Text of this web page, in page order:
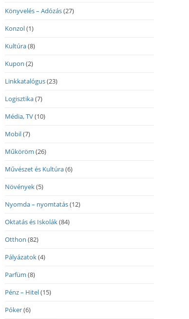
Könyvelés – Adózás(27)
Konzol(1)
Kultúra(8)
Kupon (2)
Linkkatalógus(23)
Logisztika(7)
Média, TV(10)
Mobil(7)
Műköröm (26)
Művészet és Kultúra(6)
Növények(5)
Nyomda – nyomtatás(12)
Oktatás és Iskolák(84)
Otthon (82)
Pályázatok(4)
Parfüm (8)
Pénz – Hitel(15)
Póker(6)